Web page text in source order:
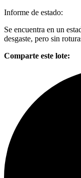
Informe de estado:
Se encuentra en un
desgaste, pero sin
Comparte este lote: